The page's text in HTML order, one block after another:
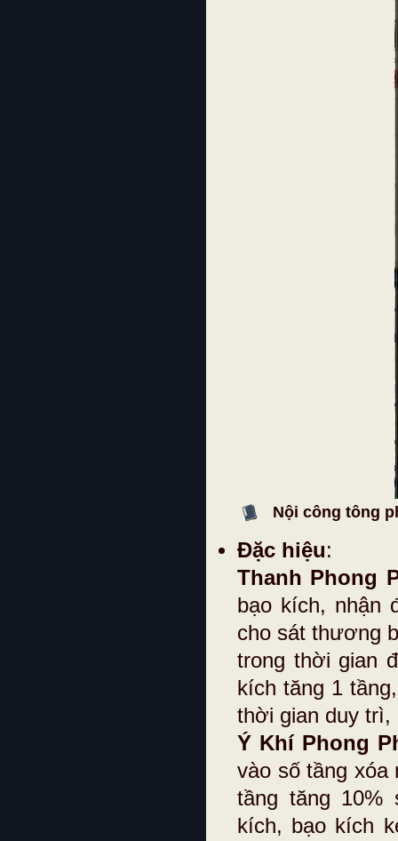
Nội công tông
Đặc hiệu:
Thanh Phong
bạo kích, nhận
cho sát thương
trong thời gian
kích tăng 1
thời gian duy trì,
Ý Khí Phong
vào số tầng
tầng tăng 10%
kích, bạo kích